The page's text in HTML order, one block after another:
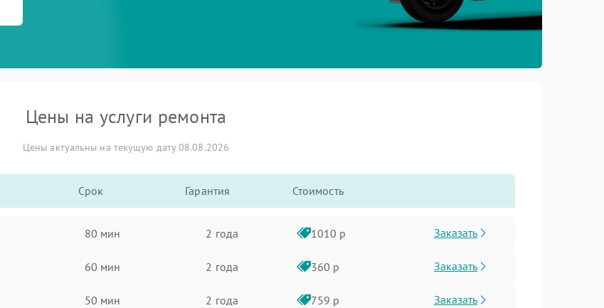
Цены на услуги ремонта
Цены актуальны на текущую дату 08.08.2026
Срок Гарантия Стоимость
80 мин 2 года 1010 р Заказать
60 мин 2 года 360 р Заказать
50 мин 2 года 759 р Заказать